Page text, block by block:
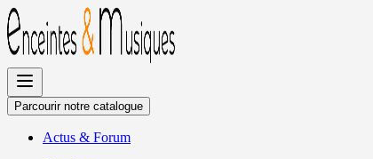
Allez
au
contenu
Parcourir notre catalogue
Actus & Forum